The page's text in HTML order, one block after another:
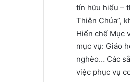
tín hữu hiểu –
Thiên Chúa”,
Hiến chế Mục
mục vụ: Giáo
nghèo… Các
việc phục vụ